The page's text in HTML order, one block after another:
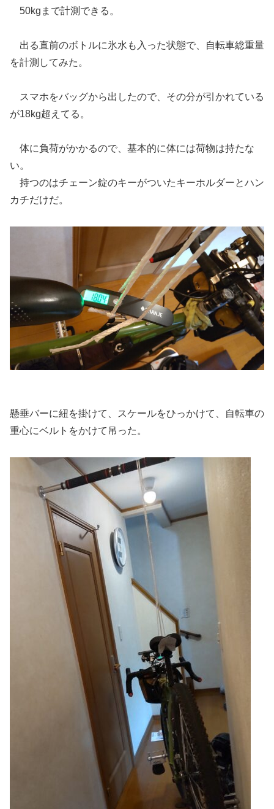
50kgまで計測できる。
出る直前のボトルに氷水も入った状態で、自転車総重量
を計測してみた。
スマホをバッグから出したので、その分が引かれている
が18kg超えてる。
体に負荷がかかるので、基本的に体には荷物は持たな
い。
持つのはチェーン錠のキーがついたキーホルダーとハン
カチだけだ。
懸垂バーに紐を掛けて、スケールをひっかけて、自転車の
重心にベルトをかけて吊った。